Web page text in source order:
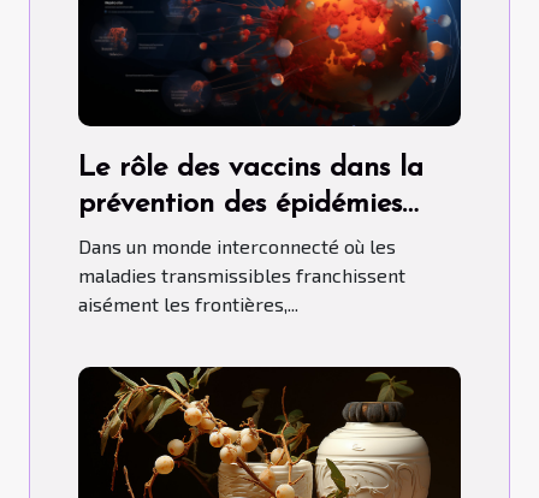
Le rôle des vaccins dans la
prévention des épidémies
mondiales
Dans un monde interconnecté où les
maladies transmissibles franchissent
aisément les frontières,...